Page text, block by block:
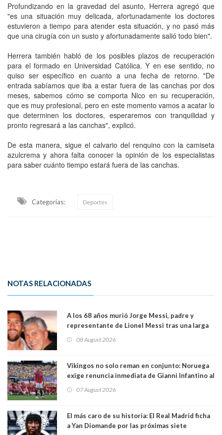
Profundizando en la gravedad del asunto, Herrera agregó que
"es una situación muy delicada, afortunadamente los doctores
estuvieron a tiempo para atender esta situación, y no pasó más
que una cirugía con un susto y afortunadamente salió todo bien".
Herrera también habló de los posibles plazos de recuperación
para el formado en Universidad Católica. Y en ese sentido, no
quiso ser específico en cuanto a una fecha de retorno. "De
entrada sabíamos que iba a estar fuera de las canchas por dos
meses, sabemos cómo se comporta Nico en su recuperación,
que es muy profesional, pero en este momento vamos a acatar lo
que determinen los doctores, esperaremos con tranquilidad y
pronto regresará a las canchas", explicó.
De esta manera, sigue el calvario del renquino con la camiseta
azulcrema y ahora falta conocer la opinión de los especialistas
para saber cuánto tiempo estará fuera de las canchas.
Categorias: Deportes
NOTAS RELACIONADAS
A los 68 años murió Jorge Messi, padre y
representante de Lionel Messi tras una larga
08 August 2026
Vikingos no solo reman en conjunto: Noruega
exige renuncia inmediata de Gianni Infantino al
07 August 2026
El más caro de su historia: El Real Madrid ficha
a Yan Diomande por las próximas siete